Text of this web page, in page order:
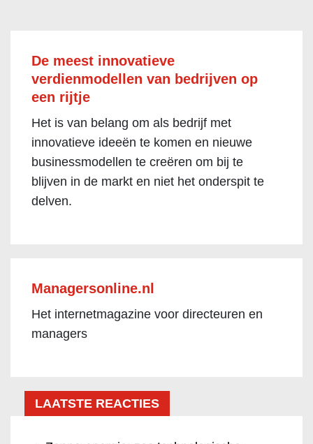
De meest innovatieve
verdienmodellen van bedrijven op
een rijtje
Het is van belang om als bedrijf met
innovatieve ideeën te komen en nieuwe
businessmodellen te creëren om bij te
blijven in de markt en niet het onderspit te
delven.
Managersonline.nl
Het internetmagazine voor directeuren en
managers
LAATSTE REACTIES